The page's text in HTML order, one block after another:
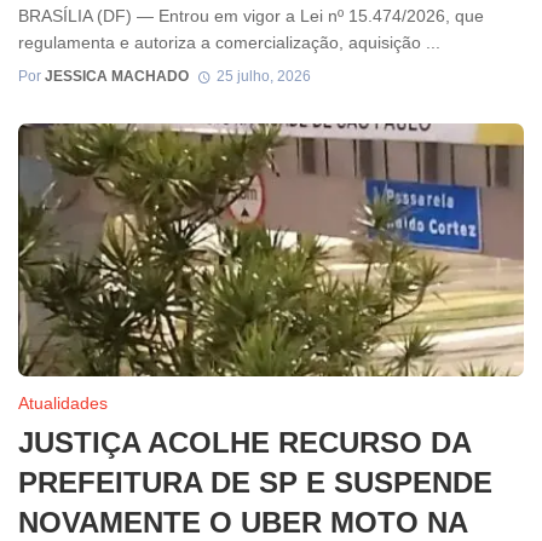
BRASÍLIA (DF) — Entrou em vigor a Lei nº 15.474/2026, que
regulamenta e autoriza a comercialização, aquisição ...
Por JESSICA MACHADO 25 julho, 2026
Atualidades
JUSTIÇA ACOLHE RECURSO DA
PREFEITURA DE SP E SUSPENDE
NOVAMENTE O UBER MOTO NA